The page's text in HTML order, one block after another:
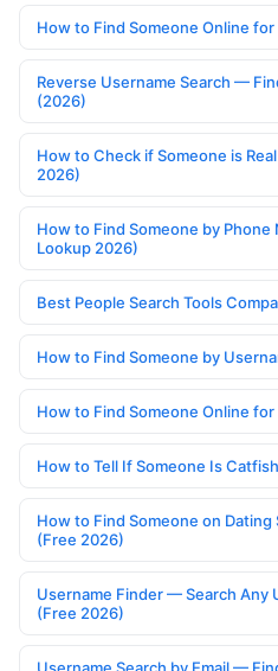
How to Find Someone Online
Reverse Username Search —
(2026)
How to Check if Someone is
2026)
How to Find Someone by Phone
Lookup 2026)
Best People Search Tools
How to Find Someone by
How to Find Someone Online
How to Tell If Someone Is
How to Find Someone on Dating
(Free 2026)
Username Finder — Search Any
(Free 2026)